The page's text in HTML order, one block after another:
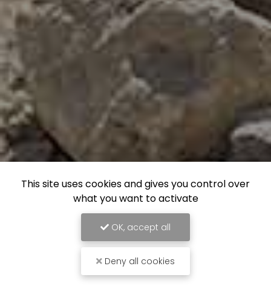
This site uses cookies and gives you control over
what you want to activate
OK, accept all
Deny all cookies